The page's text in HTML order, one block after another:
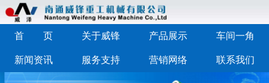
首 页 关于威锋 产品展示 车间一角
新闻资讯 服务支持 营销网络 联系我们